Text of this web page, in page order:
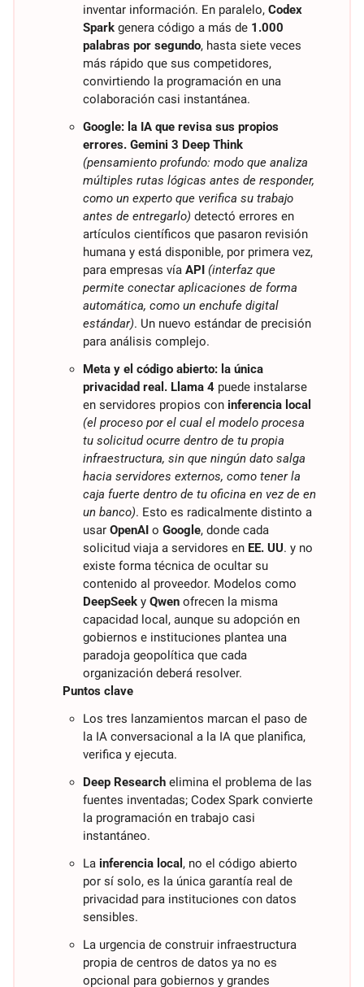
inventar información. En paralelo, Codex
Spark genera código a más de 1.000
palabras por segundo, hasta siete veces
más rápido que sus competidores,
convirtiendo la programación en una
colaboración casi instantánea.
Google: la IA que revisa sus propios
errores. Gemini 3 Deep Think
(pensamiento profundo: modo que analiza
múltiples rutas lógicas antes de responder,
como un experto que verifica su trabajo
antes de entregarlo) detectó errores en
artículos científicos que pasaron revisión
humana y está disponible, por primera vez,
para empresas vía API (interfaz que
permite conectar aplicaciones de forma
automática, como un enchufe digital
estándar). Un nuevo estándar de precisión
para análisis complejo.
Meta y el código abierto: la única
privacidad real. Llama 4 puede instalarse
en servidores propios con inferencia local
(el proceso por el cual el modelo procesa
tu solicitud ocurre dentro de tu propia
infraestructura, sin que ningún dato salga
hacia servidores externos, como tener la
caja fuerte dentro de tu oficina en vez de en
un banco). Esto es radicalmente distinto a
usar OpenAI o Google, donde cada
solicitud viaja a servidores en EE. UU. y no
existe forma técnica de ocultar su
DeepSeek y Qwen ofrecen la misma
capacidad local, aunque su adopción en
gobiernos e instituciones plantea una
paradoja geopolítica que cada
organización deberá resolver.
Puntos clave
Los tres lanzamientos marcan el paso de
la IA conversacional a la IA que planifica,
verifica y ejecuta.
Deep Research elimina el problema de las
fuentes inventadas; Codex Spark convierte
la programación en trabajo casi
instantáneo.
La inferencia local , no el código abierto
por sí solo, es la única garantía real de
privacidad para instituciones con datos
sensibles.
La urgencia de construir infraestructura
propia de centros de datos ya no es
opcional para gobiernos y grandes